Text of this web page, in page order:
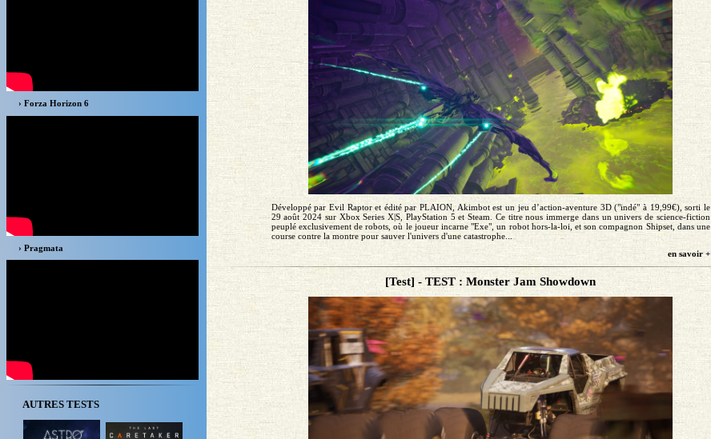
› Forza Horizon 6
› Pragmata
AUTRES TESTS
Développé par Evil Raptor et édité par PLAION, Akimbot est un jeu d’action-aventure 3D ("indé" à 19,99€), sorti le
29 août 2024 sur Xbox Series X|S, PlayStation 5 et Steam. Ce titre nous immerge dans un univers de science-fiction
peuplé exclusivement de robots, où le joueur incarne "Exe", un robot hors-la-loi, et son compagnon Shipset, dans une
course contre la montre pour sauver l'univers d'une catastrophe...
en savoir +
[Test] - TEST : Monster Jam Showdown